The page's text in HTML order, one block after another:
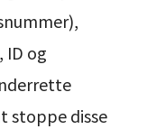
og
stoppe disse